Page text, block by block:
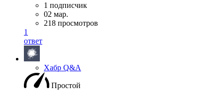
1 подписчик
02 мар.
218 просмотров
1
ответ
Хабр Q&A
Простой